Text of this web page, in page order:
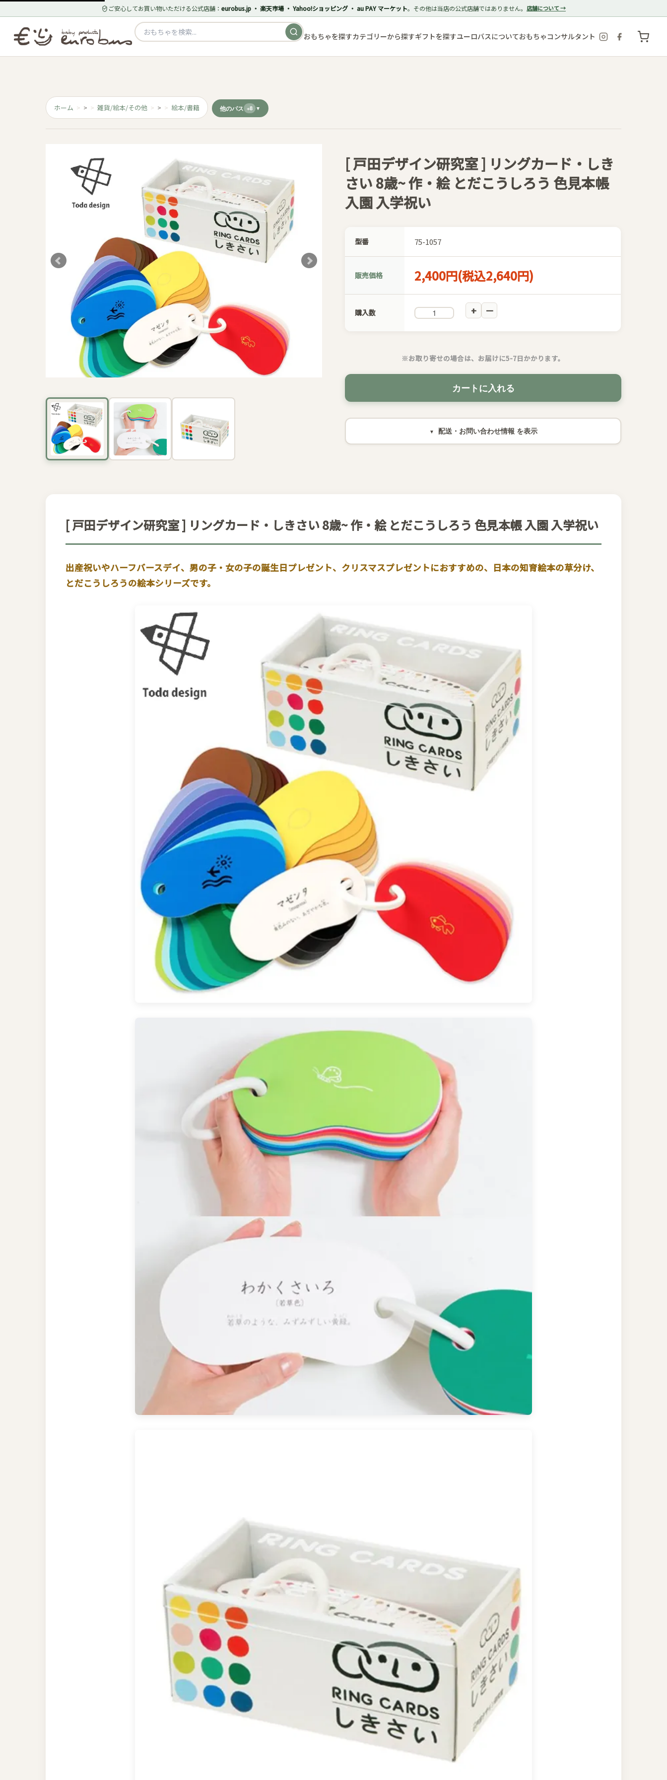
ご安心してお買い物いただける公式店舗： eurobus.jp ・ 楽天市場 ・ Yahoo!ショッピング ・ au PAY マーケット。その他は当店の公式店舗ではありません。 店舗について →
おもちゃを探すカテゴリーから探すギフトを探すユーロバスについておもちゃコンサルタント
ホーム > 雑貨/絵本/その他 > 絵本/書籍 他のパス +8
[ 戸田デザイン研究室 ] リングカード・しき
さい 8歳~ 作・絵 とだこうしろう 色見本帳
入園 入学祝い
型番 75-1057
販売価格 2,400円(税込2,640円)
購入数
※お取り寄せの場合は、お届けに5-7日かかります。
カートに入れる
配送・お問い合わせ情報
[ 戸田デザイン研究室 ] リングカード・しきさい 8歳~ 作・絵 とだこうしろう 色見本帳 入園 入学祝い
出産祝いやハーフバースデイ、男の子・女の子の誕生日プレゼント、クリスマスプレゼントにおすすめの、日本の知育絵本の草分け、
とだこうしろうの絵本シリーズです。